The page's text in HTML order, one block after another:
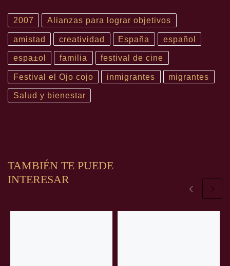
2007 Alianzas para lograr objetivos
amistad creatividad España español
espa±ol familia festival de cine
Festival el Ojo cojo inmigrantes migrantes
Salud y bienestar
TAMBIÉN TE PUEDE
INTERESAR